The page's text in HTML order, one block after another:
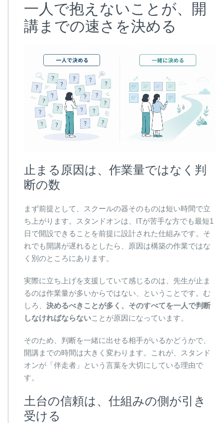
一人で抱えないことが、開
講までの速さを決める
止まる原因は、作業量ではなく判
断の数
まず前提として、スクールの器そのものは短い時間で立
ち上がります。スタンドオンは、ITが苦手な方でも最短1
日で開設できることを前提に設計された仕組みです。そ
れでも開講が遅れるとしたら、原因は構築の作業ではな
く別のところにあります。
実際に立ち上げを支援していて感じるのは、先生が止ま
るのは作業量が多いからではない、ということです。む
しろ、 決めるべきことが多く、そのすべてを一人で判断
しなければならないことが原因になっています。
そのため、判断を一緒に出せる相手がいるかどうかで、
開講までの時間は大きく変わります。これが、スタンド
オンが「伴走者」という言葉を大切にしている理由で
す。
土台の信頼は、仕組みの側が引き
受ける